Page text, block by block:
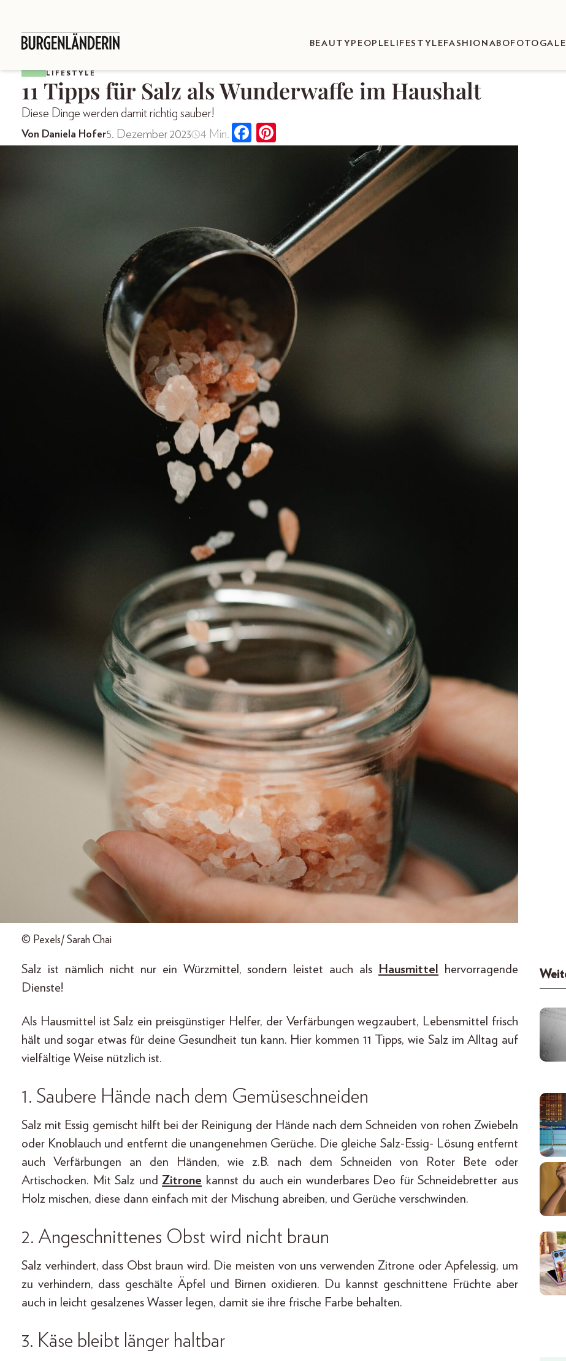
BEAUTY PEOPLE LIFESTYLEFASHION ABO
LIFESTYLE
11 Tipps für Salz als Wunderwaffe im Haushalt
Diese Dinge werden damit richtig sauber!
Von Daniela Hofer5. Dezember 2023 4 Min.
© Pexels/ Sarah Chai
Salz ist nämlich nicht nur ein Würzmittel, sondern leistet auch als Hausmittel
hervorragende
Dienste!
Als Hausmittel ist Salz ein preisgünstiger Helfer, der Verfärbungen wegzaubert, Lebensmittel frisch
hält und sogar etwas für deine Gesundheit tun kann. Hier kommen 11 Tipps, wie Salz im Alltag auf
vielfältige Weise nützlich ist.
1. Saubere Hände nach dem Gemüseschneiden
Salz mit Essig gemischt hilft bei der Reinigung der Hände nach dem Schneiden von rohen Zwiebeln
oder Knoblauch und entfernt die unangenehmen Gerüche. Die gleiche Salz-Essig- Lösung entfernt
auch Verfärbungen an den Händen, wie z.B. nach dem Schneiden von Roter Bete oder
Artischocken. Mit Salz und Zitrone kannst du auch ein wunderbares Deo für Schneidebretter aus
Holz mischen, diese dann einfach mit der Mischung abreiben, und Gerüche verschwinden.
2. Angeschnittenes Obst wird nicht braun
Salz verhindert, dass Obst braun wird. Die meisten von uns verwenden Zitrone oder Apfelessig, um
zu verhindern, dass geschälte Äpfel und Birnen oxidieren. Du kannst geschnittene Früchte aber
auch in leicht gesalzenes Wasser legen, damit sie ihre frische Farbe behalten.
3. Käse bleibt länger haltbar